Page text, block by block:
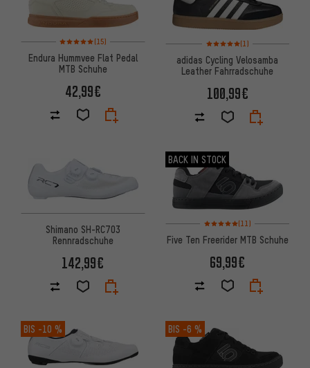
Bewertungen: 5 von 5 basierend auf 15 Bewertungen
(15)
Endura Hummvee Flat Pedal
MTB Schuhe
42,99€
Bewertungen: 5 von 5
(1)
adidas Cycling Velosamba
Leather Fahrradschuhe
100,99€
Shimano SH-RC703
Rennradschuhe
142,99€
BACK IN STOCK
Bewertungen: 5 von 5
(11)
Five Ten Freerider MTB Schuhe
69,99€
BIS -10 % BIS -6 %